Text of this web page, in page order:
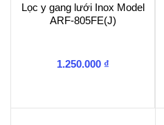
Lọc y gang lưới Inox Model
ARF-805FE(J)
1.250.000 ₫